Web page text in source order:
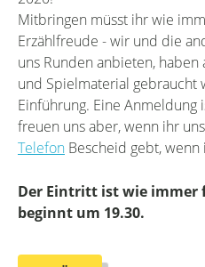
Mitbringen müsst ihr wie
Erzählfreude - wir und die
uns Runden anbieten, haben
und Spielmaterial gebraucht
Einführung. Eine
freuen uns aber, wenn ihr uns
Telefon Bescheid gebt,
Der Eintritt ist wie immer
beginnt um 19.30.